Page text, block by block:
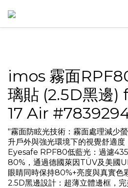
imos 霧面
璃貼 (2.5D黑邊
17 Air
"霧面防眩光技術：霧面處理減少
升戶外與強光環境下的視覺舒適度
Eyesafe RPF80低藍光：過濾
80%，通過德國萊因TÜV及美國
眼睛同時保持80%+亮度與真實色
2.5D黑邊設計：超薄立體邊框，